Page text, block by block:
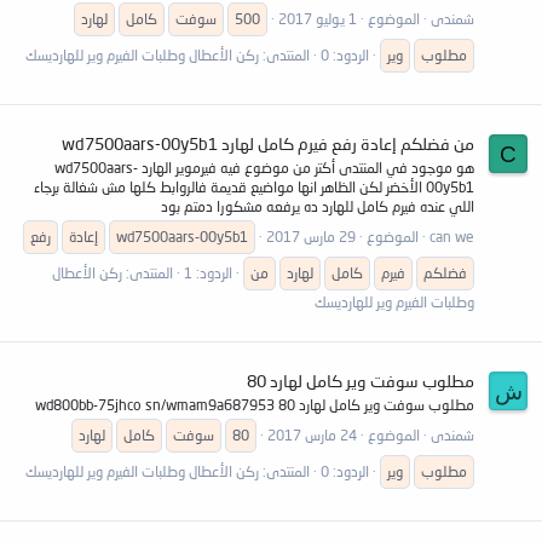
شمندى
الموضوع 1 يوليو 2017 500 سوفت كامل
لهارد
مطلوب
وير الردود: 0 المنتدى: ركن الأعطال وطلبات الفيرم وير للهارديسك
C من فضلكم إعادة رفع فيرم كامل لهارد wd7500aars-00y5b1
هو موجود في المنتدى أكتر من موضوع فيه فيرموير الهارد wd7500aars-
00y5b1 الأخضر لكن الظاهر انها مواضيع قديمة فالروابط كلها مش شغالة برجاء
اللي عنده فيرم كامل للهارد ده يرفعه مشكورا دمتم بود
can we
الموضوع 29 مارس 2017 wd7500aars-00y5b1 إعادة
رفع
فضلكم
فيرم كامل لهارد من الردود: 1 المنتدى: ركن الأعطال
وطلبات الفيرم وير للهارديسك
ش مطلوب سوفت وير كامل لهارد 80
مطلوب سوفت وير كامل لهارد 80 wd800bb-75jhco sn/wmam9a687953
شمندى
الموضوع 24 مارس 2017 80 سوفت كامل
لهارد
مطلوب
وير الردود: 0 المنتدى: ركن الأعطال وطلبات الفيرم وير للهارديسك